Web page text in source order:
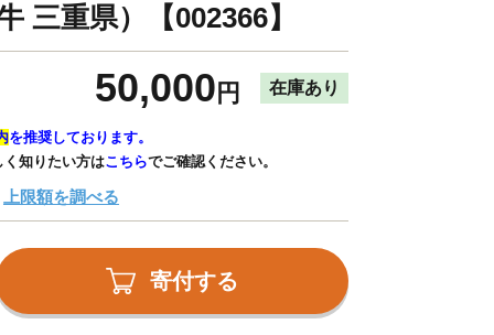
三重県）【002366】
50,000 円 在庫あり
を推奨しております。
く知りたい方はこちらでご確認ください。
上限額を調べる
寄付する